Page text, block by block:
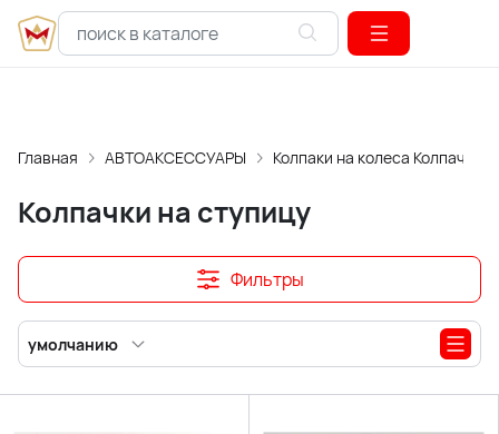
Главная АВТОАКСЕССУАРЫ Колпаки на колеса Колпачки
Колпачки на ступицу
Фильтры
умолчанию